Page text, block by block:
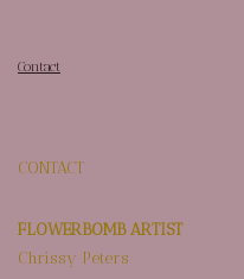
Contact
CONTACT
FLOWERBOMB ARTIST
Chrissy Peters